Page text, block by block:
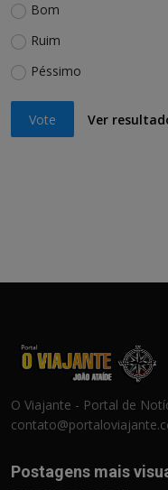
Bom
Ruim
Péssimo
Vote Ver
O Viajante - Portal de
Postagens mais